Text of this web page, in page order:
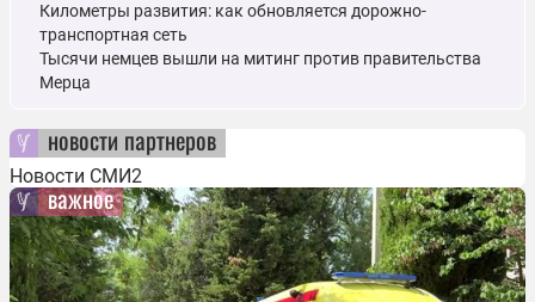
Километры развития: как обновляется дорожно-
транспортная сеть
Тысячи немцев вышли на митинг против правительства
Мерца
новости партнеров
Новости СМИ2
важное